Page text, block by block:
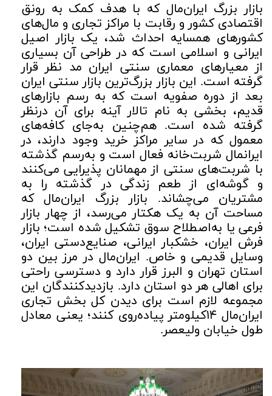
بازار بزرگ ایران‌مال که با هدف کمک به رونق
اقتصادی کشور و رقابت با مراکز تجاری و مال‌های
کشورهای همسایه احداث شد، یک بازار اصیل
ایرانی و اسلامی است که در طراحی آن بسیاری
از معیارهای معماری سنتی ایران مد نظر قرار
گرفته است. این بازار بزرگ‌ترین بازار سنتی ایران
بعد از دوره صفویه است که به رسم بازارهای
قدیم، بخشی به نام تالار آینه برای آن درنظر
گرفته شده است. هم‌چنین به‌جای کافه‌های
معمول که در سایر مراکز خرید وجود دارند، در
ایرانمال شربت‌خانه فعال است و به‌رسم گذشته
با شربت‌های سنتی از مهمانان پذیرایی می‌کنند
و گوشه‌ای از طعم زندگی در گذشته را به
مشتریان می‌چشاند. بازار بزرگ ایران‌مال که
مساحت آن به یک هکتار می‌رسد، از چهار بازار
فرعی یا به‌اصطلاح سوق تشکیل شده است؛ بازار
فرش ایران، خشکبار ایرانی، صنایع‌دستی ایران،
وسایل قدیمی و خاص. ایران‌مال در مرز بین دو
استان تهران و البرز قرار دارد و دسترسی راحتی
برای اهالی هر دو استان دارد. بازدیدکنندگان این
مجموعه لازم است برای دیدن کل بخش تجاری
ایران‌مال ۱۴کیلومتر پیاده‌روی کنند؛ یعنی معادل
طول خیابان ولیعصر.